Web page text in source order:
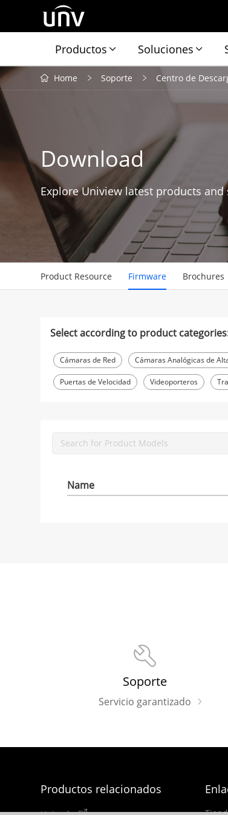
Productos Soluciones
Home Soporte Centro de
Download
Explore Uniview latest products
Product Resource Firmware Brochures
Select according to product
Cámaras de Red Cámaras Analógicas de
Puertas de Velocidad Videoporteros
Name
Soporte
Servicio garantizado
Productos relacionados